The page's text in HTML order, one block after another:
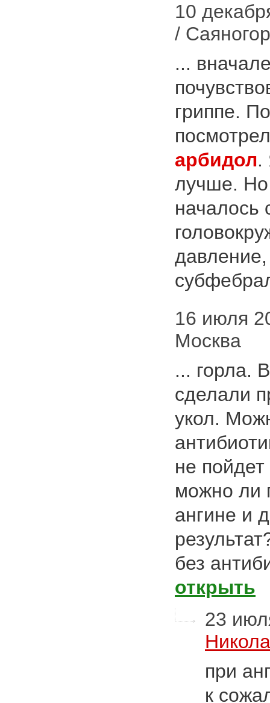
10
/
...
гриппе.
арбидол.
лучше.
началось
16 июля
Москва
... горла.
сделали
укол.
не
можно ли
ангине и
без
открыть
23
при
к